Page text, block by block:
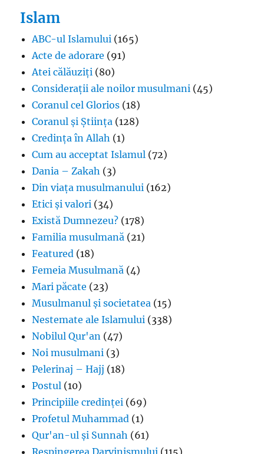
Islam
ABC-ul Islamului (165)
Acte de adorare (91)
Atei călăuziți (80)
Considerații ale noilor musulmani (45)
Coranul cel Glorios (18)
Coranul și Știința (128)
Credința în Allah (1)
Cum au acceptat Islamul (72)
Dania – Zakah (3)
Din viața musulmanului (162)
Etici și valori (34)
Există Dumnezeu? (178)
Familia musulmană (21)
Featured (18)
Femeia Musulmană (4)
Mari păcate (23)
Musulmanul și societatea (15)
Nestemate ale Islamului (338)
Nobilul Qur'an (47)
Noi musulmani (3)
Pelerinaj – Hajj (18)
Postul (10)
Principiile credinței (69)
Profetul Muhammad (1)
Qur'an-ul și Sunnah (61)
Respingerea Darvinismului (115)